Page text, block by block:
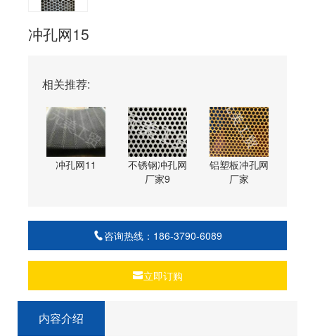
冲孔网15
相关推荐:
冲孔网11
不锈钢冲孔网
厂家9
铝塑板冲孔网
厂家
咨询热线：186-3790-6089
立即订购
内容介绍